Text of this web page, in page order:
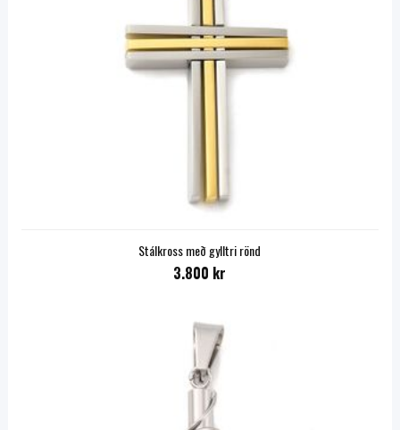
Stálkross með gylltri rönd
3.800 kr